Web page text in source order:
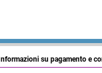
Informazioni su pagamento e